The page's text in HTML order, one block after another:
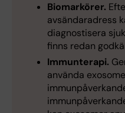
Biomarkörer.
avsändaradress
diagnostisera
finns redan
Immunterapi.
använda